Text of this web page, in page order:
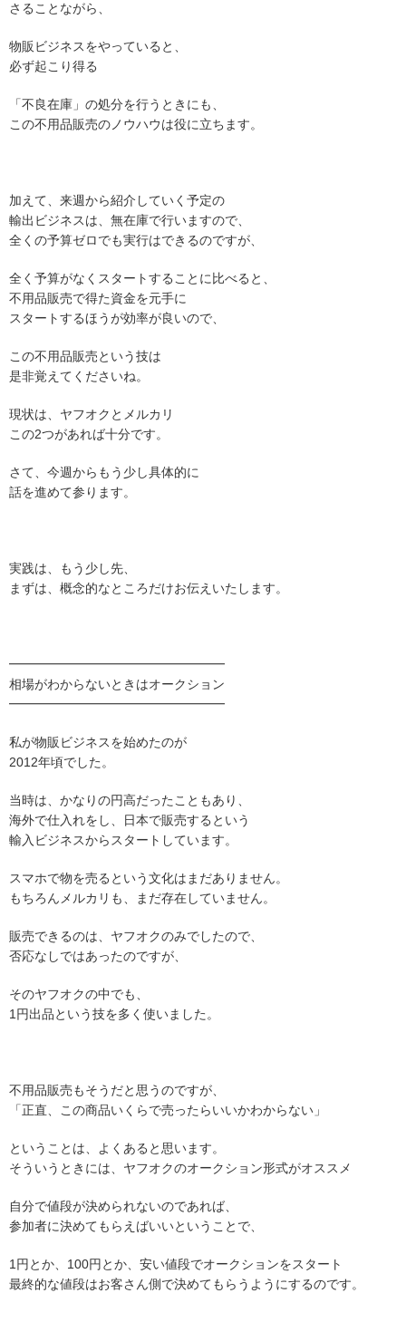
さることながら、
物販ビジネスをやっていると、
必ず起こり得る
「不良在庫」の処分を行うときにも、
この不用品販売のノウハウは役に立ちます。
加えて、来週から紹介していく予定の
輸出ビジネスは、無在庫で行いますので、
全くの予算ゼロでも実行はできるのですが、
全く予算がなくスタートすることに比べると、
不用品販売で得た資金を元手に
スタートするほうが効率が良いので、
この不用品販売という技は
是非覚えてくださいね。
現状は、ヤフオクとメルカリ
この2つがあれば十分です。
さて、今週からもう少し具体的に
話を進めて参ります。
実践は、もう少し先、
まずは、概念的なところだけお伝えいたします。
━━━━━━━━━━━━━━━━━
相場がわからないときはオークション
━━━━━━━━━━━━━━━━━
私が物販ビジネスを始めたのが
2012年頃でした。
当時は、かなりの円高だったこともあり、
海外で仕入れをし、日本で販売するという
輸入ビジネスからスタートしています。
スマホで物を売るという文化はまだありません。
もちろんメルカリも、まだ存在していません。
販売できるのは、ヤフオクのみでしたので、
否応なしではあったのですが、
そのヤフオクの中でも、
1円出品という技を多く使いました。
不用品販売もそうだと思うのですが、
「正直、この商品いくらで売ったらいいかわからない」
ということは、よくあると思います。
そういうときには、ヤフオクのオークション形式がオススメ
自分で値段が決められないのであれば、
参加者に決めてもらえばいいということで、
1円とか、100円とか、安い値段でオークションをスタート
最終的な値段はお客さん側で決めてもらうようにするのです。